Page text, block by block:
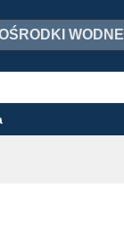
WODNE